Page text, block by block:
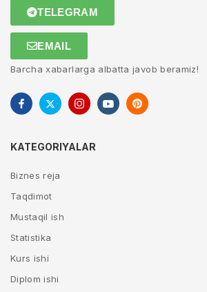
TELEGRAM
EMAIL
Barcha xabarlarga albatta javob beramiz!
KATEGORIYALAR
Biznes reja
Taqdimot
Mustaqil ish
Statistika
Kurs ishi
Diplom ishi